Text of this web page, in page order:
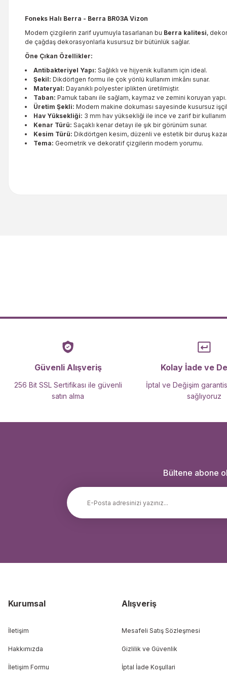
Foneks Halı Berra - Berra BR03A Vizon
Modern çizgilerin zarif uyumuyla tasarlanan bu Berra kalitesi,
de çağdaş dekorasyonlarla kusursuz bir bütünlük sağlar.
Öne Çıkan Özellikler:
Antibakteriyel Yapı: Sağlıklı ve hijyenik kullanım için ideal.
Şekil: Dikdörtgen formu ile çok yönlü kullanım imkânı sunar.
Materyal: Dayanıklı polyester iplikten üretilmiştir.
Taban: Pamuk tabanı ile sağlam, kaymaz ve zemini koruyan yapı.
Üretim Şekli: Modern makine dokuması sayesinde kusursuz
Hav Yüksekliği: 3 mm hav yüksekliği ile ince ve zarif bir kullanım
Kenar Türü: Saçaklı kenar detayı ile şık bir görünüm sunar.
Kesim Türü: Dikdörtgen kesim, düzenli ve estetik bir duruş
Tema: Geometrik ve dekoratif çizgilerin modern yorumu.
Güvenli Alışveriş
256 Bit SSL Sertifikası ile güvenli
satın alma
Kolay İade ve
İptal ve Değişim
sağlıyoruz
Bültene abone
Kurumsal
İletişim
Hakkımızda
İletişim Formu
Alışveriş
Mesafeli Satış Sözleşmesi
Gizlilik ve Güvenlik
İptal İade Koşullari